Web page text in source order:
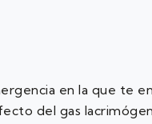
en la que te
del gas